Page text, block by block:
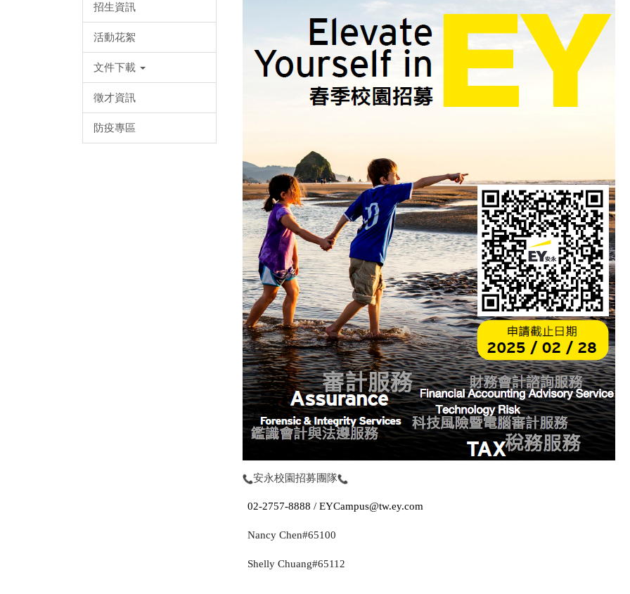
招生資訊
活動花絮
文件下載
徵才資訊
防疫專區
安永校園招募團隊
02-2757-8888 / EYCampus@tw.ey.com
Nancy Chen#65100
Shelly Chuang#65112